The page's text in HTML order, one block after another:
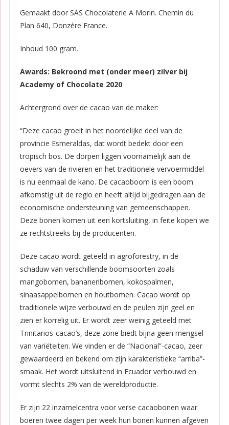
Gemaakt door SAS Chocolaterie A Morin. Chemin du
Plan 640, Donzère France.
Inhoud 100 gram.
Awards: Bekroond met (onder meer) zilver bij
Academy of Chocolate 2020
Achtergrond over de cacao van de maker:
“Deze cacao groeit in het noordelijke deel van de
provincie Esmeraldas, dat wordt bedekt door een
tropisch bos. De dorpen liggen voornamelijk aan de
oevers van de rivieren en het traditionele vervoermiddel
is nu eenmaal de kano. De cacaoboom is een boom
afkomstig uit de regio en heeft altijd bijgedragen aan de
economische ondersteuning van gemeenschappen.
Deze bonen komen uit een kortsluiting, in feite kopen we
ze rechtstreeks bij de producenten.
Deze cacao wordt geteeld in agroforestry, in de
schaduw van verschillende boomsoorten zoals
mangobomen, bananenbomen, kokospalmen,
sinaasappelbomen en houtbomen. Cacao wordt op
traditionele wijze verbouwd en de peulen zijn geel en
zien er korrelig uit. Er wordt zeer weinig geteeld met
Trinitarios-cacao’s, deze zone biedt bijna geen mengsel
van variëteiten. We vinden er de “Nacional”-cacao, zeer
gewaardeerd en bekend om zijn karakteristieke “arriba”-
smaak. Het wordt uitsluitend in Ecuador verbouwd en
vormt slechts 2% van de wereldproductie.
Er zijn 22 inzamelcentra voor verse cacaobonen waar
boeren twee dagen per week hun bonen kunnen afgeven